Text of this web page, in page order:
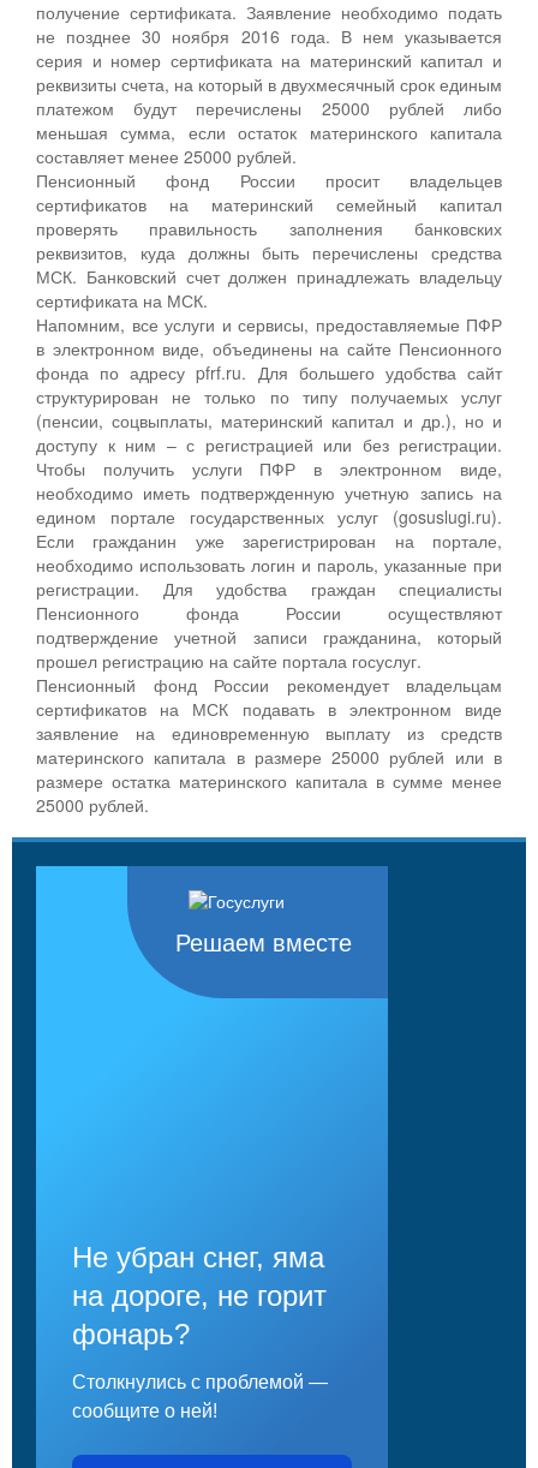
получение сертификата. Заявление необходимо подать
не позднее 30 ноября 2016 года. В нем указывается
серия и номер сертификата на материнский капитал и
реквизиты счета, на который в двухмесячный срок единым
платежом будут перечислены 25000 рублей либо
меньшая сумма, если остаток материнского капитала
составляет менее 25000 рублей.
Пенсионный фонд России просит владельцев
сертификатов на материнский семейный капитал
проверять правильность заполнения банковских
реквизитов, куда должны быть перечислены средства
МСК. Банковский счет должен принадлежать владельцу
сертификата на МСК.
Напомним, все услуги и сервисы, предоставляемые ПФР
в электронном виде, объединены на сайте Пенсионного
фонда по адресу pfrf.ru. Для большего удобства сайт
структурирован не только по типу получаемых услуг
(пенсии, соцвыплаты, материнский капитал и др.), но и
доступу к ним – с регистрацией или без регистрации.
Чтобы получить услуги ПФР в электронном виде,
необходимо иметь подтвержденную учетную запись на
едином портале государственных услуг (gosuslugi.ru).
Если гражданин уже зарегистрирован на портале,
необходимо использовать логин и пароль, указанные при
регистрации. Для удобства граждан специалисты
Пенсионного фонда России осуществляют
подтверждение учетной записи гражданина, который
прошел регистрацию на сайте портала госуслуг.
Пенсионный фонд России рекомендует владельцам
сертификатов на МСК подавать в электронном виде
заявление на единовременную выплату из средств
материнского капитала в размере 25000 рублей или в
размере остатка материнского капитала в сумме менее
25000 рублей.
Решаем вместе
Не убран снег, яма
на дороге, не горит
фонарь?
Столкнулись с проблемой —
сообщите о ней!